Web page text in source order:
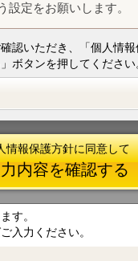
設定をお願いします。
認いただき、「個人情
ボタンを押してください
情報保護方針に同意して
内容を確認する
す。
入力ください。